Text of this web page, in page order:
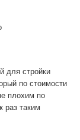
для стройки
по стоимости
плохим по
раз таким